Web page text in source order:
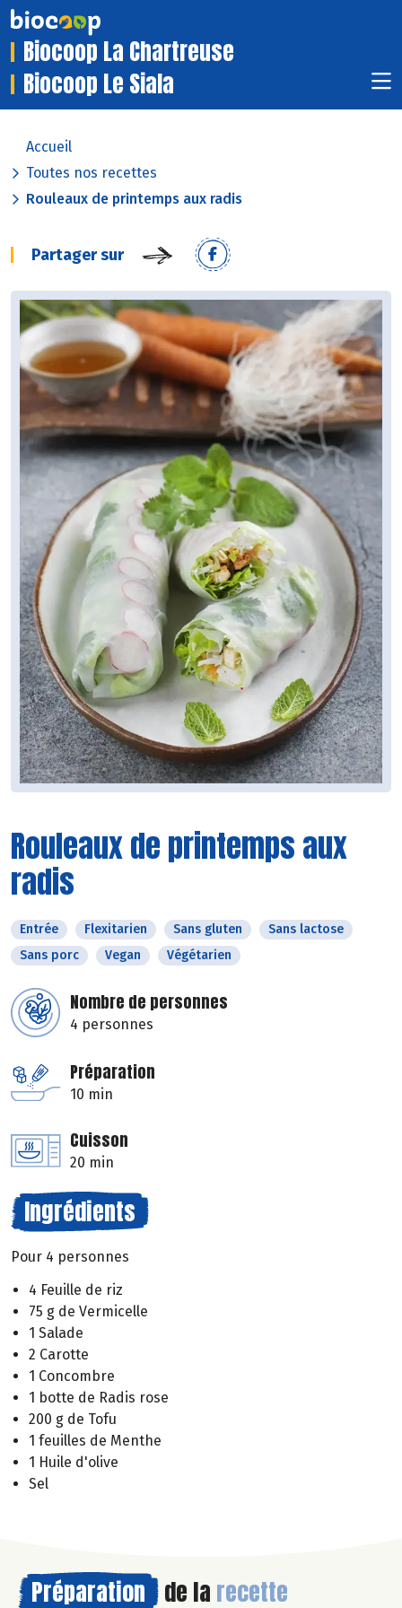
Biocoop La Chartreuse
Biocoop Le Siala
Accueil
Toutes nos recettes
Rouleaux de printemps aux radis
Partager sur
Rouleaux de printemps aux
radis
Entrée Flexitarien Sans gluten
Sans lactose
Sans porc
Vegan Végétarien
Nombre de personnes
4 personnes
Préparation
10 min
Cuisson
20 min
Ingrédients
Pour 4 personnes
4 Feuille de riz
75 g de Vermicelle
1 Salade
2 Carotte
1 Concombre
1 botte de Radis rose
200 g de Tofu
1 feuilles de Menthe
1 Huile d'olive
Sel
Préparation de la recette